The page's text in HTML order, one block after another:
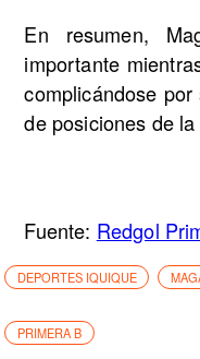
En resumen,
importante
complicándose
de posiciones de
Fuente: Redgol
DEPORTES IQUIQUE
PRIMERA B